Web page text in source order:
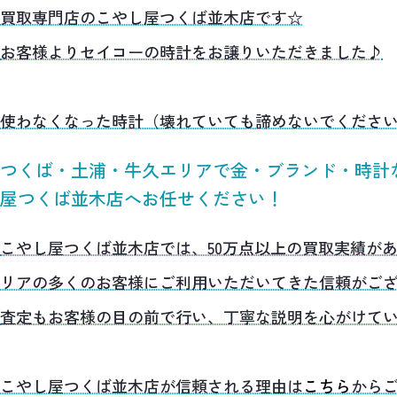
買取専門店のこやし屋つくば並木店です☆
お客様よりセイコーの時計をお譲りいただきました♪
使わなくなった時計（壊れていても諦めないでくだ
つくば・土浦・牛久エリアで金・ブランド・時
屋つくば並木店へお任せください！
こやし屋つくば並木店では、50万点以上の買取実績が
リアの多くのお客様にご利用いただいてきた信頼がご
査定もお客様の目の前で行い、丁寧な説明を心がけて
こやし屋つくば並木店が信頼される理由はこちらから